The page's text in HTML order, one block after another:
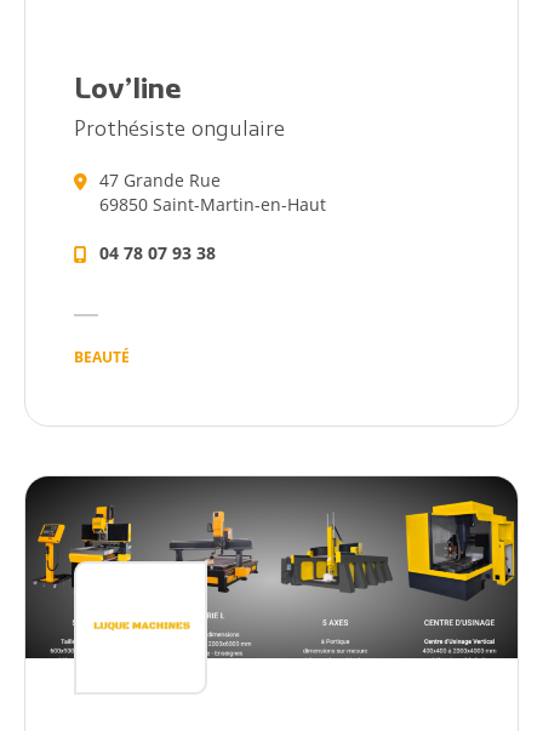
Lov’line
Prothésiste ongulaire
47 Grande Rue
69850 Saint-Martin-en-Haut
04 78 07 93 38
BEAUTÉ